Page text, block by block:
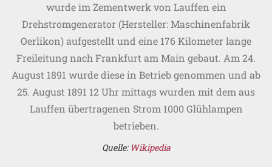
wurde im Zementwerk von Lauffen ein
Drehstromgenerator (Hersteller: Maschinenfabrik
Oerlikon) aufgestellt und eine 176 Kilometer lange
Freileitung nach Frankfurt am Main gebaut. Am 24.
August 1891 wurde diese in Betrieb genommen und ab
25. August 1891 12 Uhr mittags wurden mit dem aus
Lauffen übertragenen Strom 1000 Glühlampen
betrieben.
Quelle: Wikipedia